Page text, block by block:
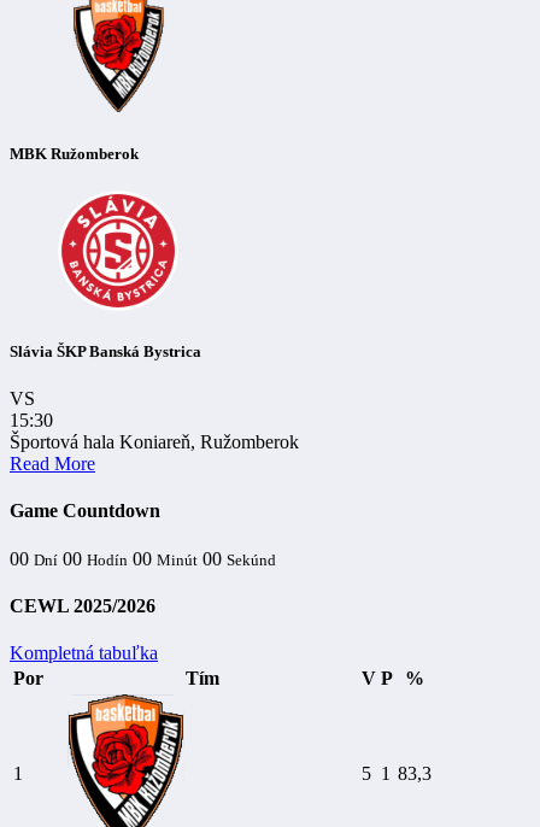
MBK Ružomberok
Slávia ŠKP Banská Bystrica
VS
15:30
Športová hala Koniareň, Ružomberok
Read More
Game Countdown
00 Dní 00 Hodín 00 Minút 00 Sekúnd
CEWL 2025/2026
Kompletná tabuľka
Por
Tím V P %
1 5 1 83,3